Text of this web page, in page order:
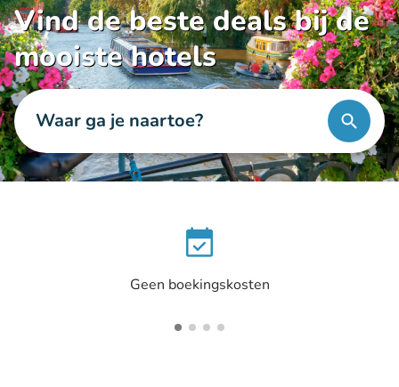
Vind de beste deals bij de
mooiste hotels
Waar ga je naartoe?
Geen boekingskosten